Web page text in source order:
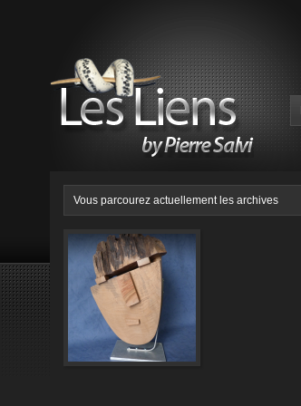
Vous parcourez actuellement les archives